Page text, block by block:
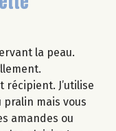
la peau.
J’utilise
pralin mais vous
amandes ou